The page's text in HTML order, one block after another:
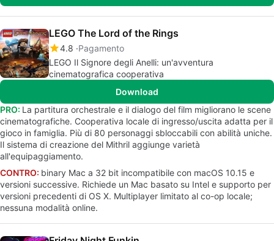
LEGO The Lord of the Rings
4.8 Pagamento
LEGO Il Signore degli Anelli: un'avventura
cinematografica cooperativa
Download
PRO: La partitura orchestrale e il dialogo del film migliorano le scene
cinematografiche. Cooperativa locale di ingresso/uscita adatta per il
gioco in famiglia. Più di 80 personaggi sbloccabili con abilità uniche.
Il sistema di creazione del Mithril aggiunge varietà
all'equipaggiamento.
CONTRO: binary Mac a 32 bit incompatibile con macOS 10.15 e
versioni successive. Richiede un Mac basato su Intel e supporto per
versioni precedenti di OS X. Multiplayer limitato al co-op locale;
nessuna modalità online.